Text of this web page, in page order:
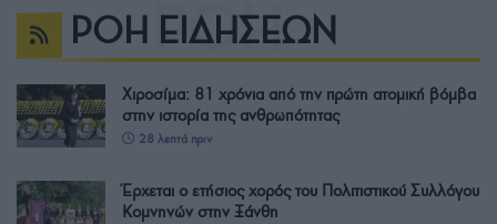
ΡΟΗ ΕΙΔΗΣΕΩΝ
Χιροσίμα: 81 χρόνια από την πρώτη ατομική βόμβα
στην ιστορία της ανθρωπότητας
28 λεπτά πριν
Έρχεται ο ετήσιος χορός του Πολιτιστικού Συλλόγου
Κομνηνών στην Ξάνθη